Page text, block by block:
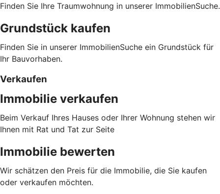
Finden Sie Ihre Traumwohnung in unserer ImmobilienSuche.
Grundstück kaufen
Finden Sie in unserer ImmobilienSuche ein Grundstück für
Ihr Bauvorhaben.
Verkaufen
Immobilie verkaufen
Beim Verkauf Ihres Hauses oder Ihrer Wohnung stehen wir
Ihnen mit Rat und Tat zur Seite
Immobilie bewerten
Wir schätzen den Preis für die Immobilie, die Sie kaufen
oder verkaufen möchten.